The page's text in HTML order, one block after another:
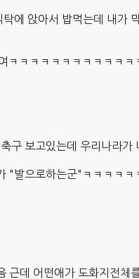
에 앉아서 밥먹는데 내가
ㅋㅋㅋㅋㅋㅋㅋㅋㅋㅋㅋㅋ
구 보고있는데 우리나라
"발으로하는군"ㅋㅋㅋㅋ
근데 어떤애가 도화지전체